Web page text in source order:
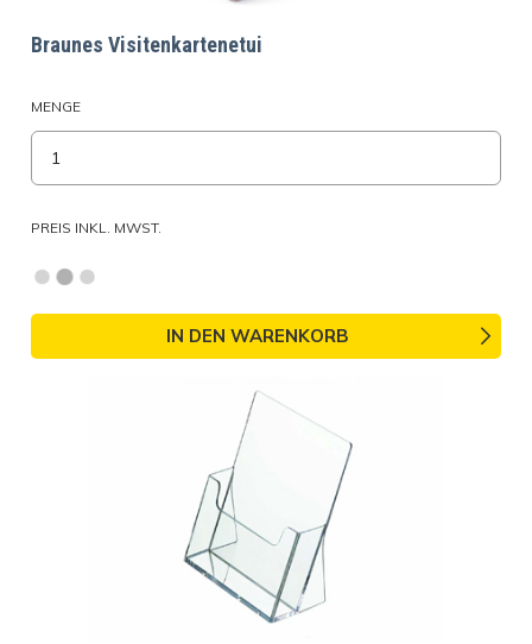
Braunes Visitenkartenetui
MENGE
PREIS INKL. MWST.
IN DEN WARENKORB